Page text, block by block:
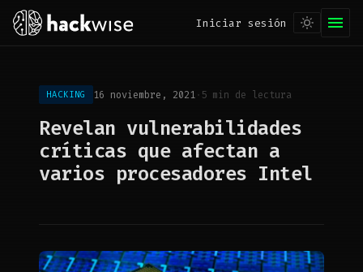
Iniciar sesión
HACKING 16 noviembre, 2021· 5 min de lectura
Revelan vulnerabilidades
críticas que afectan a
varios procesadores Intel